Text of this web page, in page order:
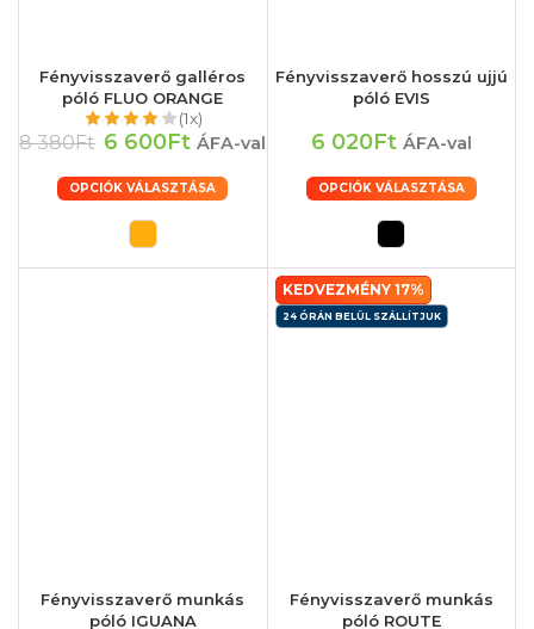
Fényvisszaverő galléros
póló FLUO ORANGE
(1x)
8 380Ft 6 600Ft ÁFA-val
OPCIÓK VÁLASZTÁSA
Fényvisszaverő hosszú ujjú
póló EVIS
6 020Ft ÁFA-val
OPCIÓK VÁLASZTÁSA
Fényvisszaverő munkás
póló IGUANA
KEDVEZMÉNY 17%
24 ÓRÁN BELÜL SZÁLLÍTJUK
Fényvisszaverő munkás
póló ROUTE